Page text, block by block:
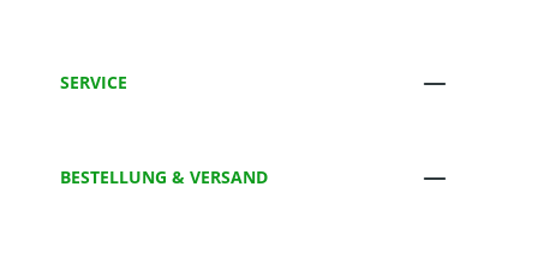
SERVICE
BESTELLUNG & VERSAND